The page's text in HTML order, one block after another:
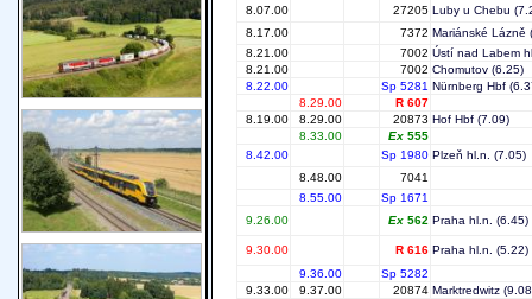
8.07.00
27205 Luby u Chebu
8.17.00
7372 Mariánské Lázně
8.21.00
7002 Ústí nad Labem
8.21.00
7002 Chomutov (6.25)
8.22.00
Sp 5281 Nürnberg Hbf
8.29.00
R 607
8.19.00
8.29.00 20873 Hof Hbf (7.09)
8.33.00
Ex 555
8.42.00
Sp 1980 Plzeň hl.n. (7.05)
8.48.00
7041
8.55.00
Sp 1671
9.26.00
Ex 562 Praha hl.n. (6.45)
9.30.00 R 616 Praha hl.n. (5.22)
9.36.00
Sp 5282
9.33.00
9.37.00 20874 Marktredwitz